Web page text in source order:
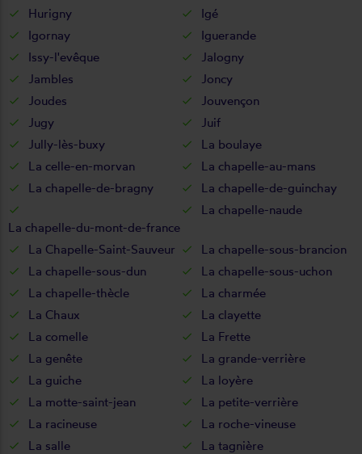
Hurigny
Igé
Igornay
Iguerande
Issy-l'evêque
Jalogny
Jambles
Joncy
Joudes
Jouvençon
Jugy
Juif
Jully-lès-buxy
La boulaye
La celle-en-morvan
La chapelle-au-mans
La chapelle-de-bragny
La chapelle-de-guinchay
La chapelle-du-mont-de-france
La chapelle-naude
La Chapelle-Saint-Sauveur
La chapelle-sous-brancion
La chapelle-sous-dun
La chapelle-sous-uchon
La chapelle-thècle
La charmée
La Chaux
La clayette
La comelle
La Frette
La genête
La grande-verrière
La guiche
La loyère
La motte-saint-jean
La petite-verrière
La racineuse
La roche-vineuse
La salle
La tagnière